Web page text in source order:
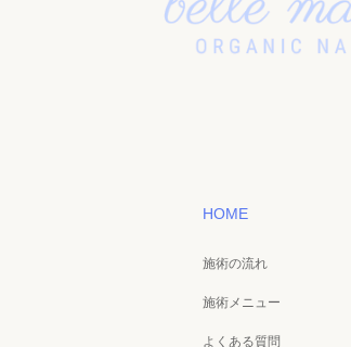
HOME
施術の流れ
施術メニュー
よくある質問